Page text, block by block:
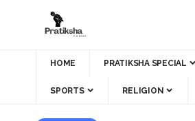
HOME PRATIKSHA SPECIAL
SPORTS RELIGION